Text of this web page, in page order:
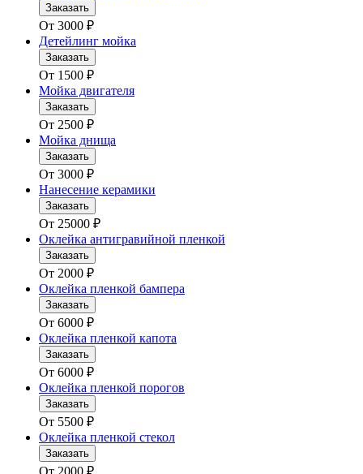
Заказать
От 3000 ₽
Детейлинг мойка
Заказать
От 1500 ₽
Мойка двигателя
Заказать
От 2500 ₽
Мойка днища
Заказать
От 3000 ₽
Нанесение керамики
Заказать
От 25000 ₽
Оклейка антигравийной пленкой
Заказать
От 2000 ₽
Оклейка пленкой бампера
Заказать
От 6000 ₽
Оклейка пленкой капота
Заказать
От 6000 ₽
Оклейка пленкой порогов
Заказать
От 5500 ₽
Оклейка пленкой стекол
Заказать